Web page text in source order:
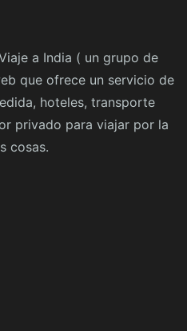
a India ( un grupo de
que ofrece un servicio de
hoteles, transporte
privado para viajar por la
cosas.